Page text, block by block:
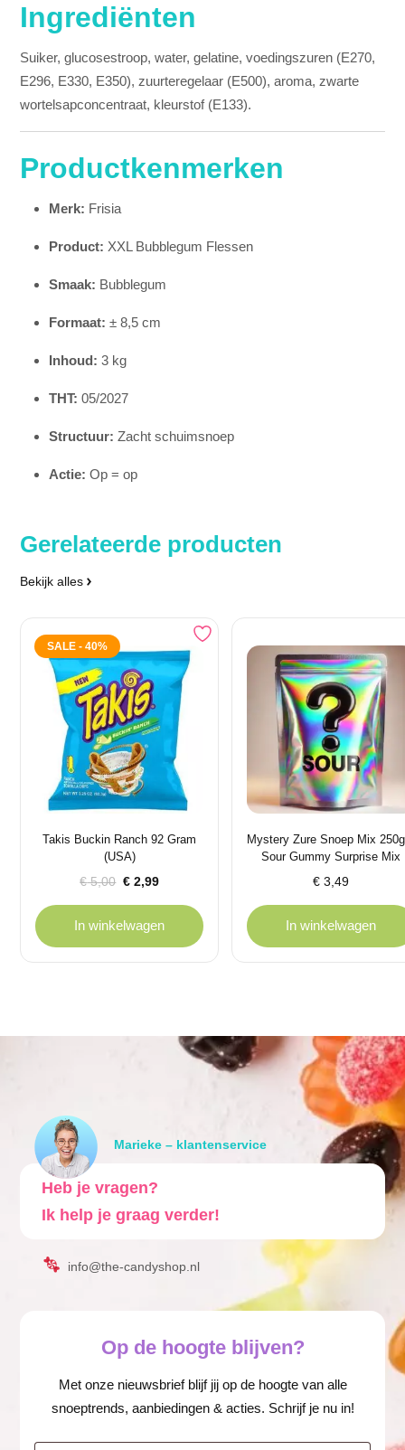
Ingrediënten
Suiker, glucosestroop, water, gelatine, voedingszuren (E270,
E296, E330, E350), zuurteregelaar (E500), aroma, zwarte
wortelsapconcentraat, kleurstof (E133).
Productkenmerken
Merk: Frisia
Product: XXL Bubblegum Flessen
Smaak: Bubblegum
Formaat: ± 8,5 cm
Inhoud: 3 kg
THT: 05/2027
Structuur: Zacht schuimsnoep
Actie: Op = op
Gerelateerde producten
Bekijk alles
SALE - 40%
Takis Buckin Ranch 92 Gram
(USA)
€5,00
Oorspronkelijke
€ 5,00.
€ 2,99
Huidige
€ 2,99.
In winkelwagen
Mystery Zure Snoep Mix
Sour Gummy Surprise Mix
€ 3,49
In winkelwagen
Marieke – klantenservice
Heb je vragen?
Ik help je graag verder!
info@the-candyshop.nl
Op de hoogte blijven?
Met onze nieuwsbrief blijf jij op de hoogte van alle
snoeptrends, aanbiedingen & acties. Schrijf je nu in!